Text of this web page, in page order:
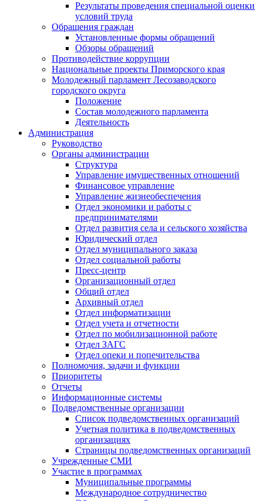
Результаты проведения специальной оценки
условий труда
Обращения граждан
Установленные формы обращений
Обзоры обращений
Противодействие коррупции
Национальные проекты Приморского края
Молодежный парламент Лесозаводского
городского округа
Положение
Состав молодежного парламента
Деятельность
Администрация
Руководство
Органы администрации
Структура
Управление имущественных отношений
Финансовое управление
Управление жизнеобеспечения
Отдел экономики и работы с
предпринимателями
Отдел развития села и сельского хозяйства
Юридический отдел
Отдел муниципального заказа
Отдел социальной работы
Пресс-центр
Организационный отдел
Общий отдел
Архивный отдел
Отдел информатизации
Отдел учета и отчетности
Отдел по мобилизационной работе
Отдел ЗАГС
Отдел опеки и попечительства
Полномочия, задачи и функции
Приоритеты
Отчеты
Информационные системы
Подведомственные организации
Список подведомственных организаций
Учетная политика в подведомственных
организациях
Страницы подведомственных организаций
Учрежденные СМИ
Участие в программах
Муниципальные программы
Международное сотрудничество